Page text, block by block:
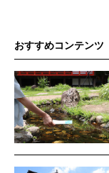
おすすめコンテンツ